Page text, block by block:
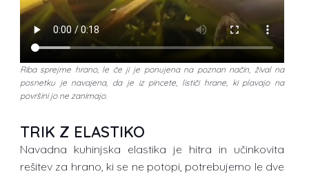
Riba sprejme hrano, le če ji je ponujena na poznan način, žival na
posnetku je navajena, da je iz pincete, lističi hrane, ki plavajo na
površini jo ne zanimajo.
TRIK Z ELASTIKO
Navadna kuhinjska elastika je hitra in učinkovita
rešitev za hrano, ki se ne potopi, potrebujemo le dve